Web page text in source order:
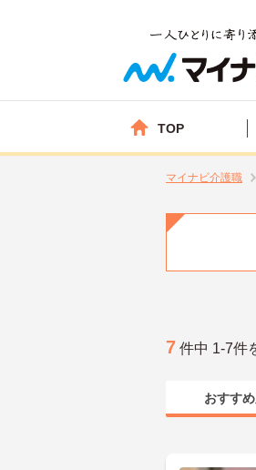
TOP
マイナビ介護職
7 件中 1-7件
おすす